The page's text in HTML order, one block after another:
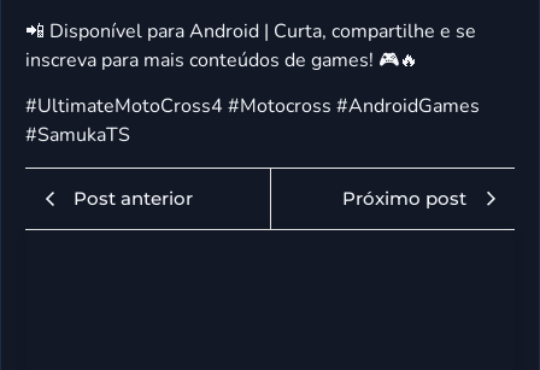
📲 Disponível para Android | Curta, compartilhe e se
inscreva para mais conteúdos de games! 🎮🔥
#UltimateMotoCross4 #Motocross #AndroidGames
#SamukaTS
Post anterior Próximo post